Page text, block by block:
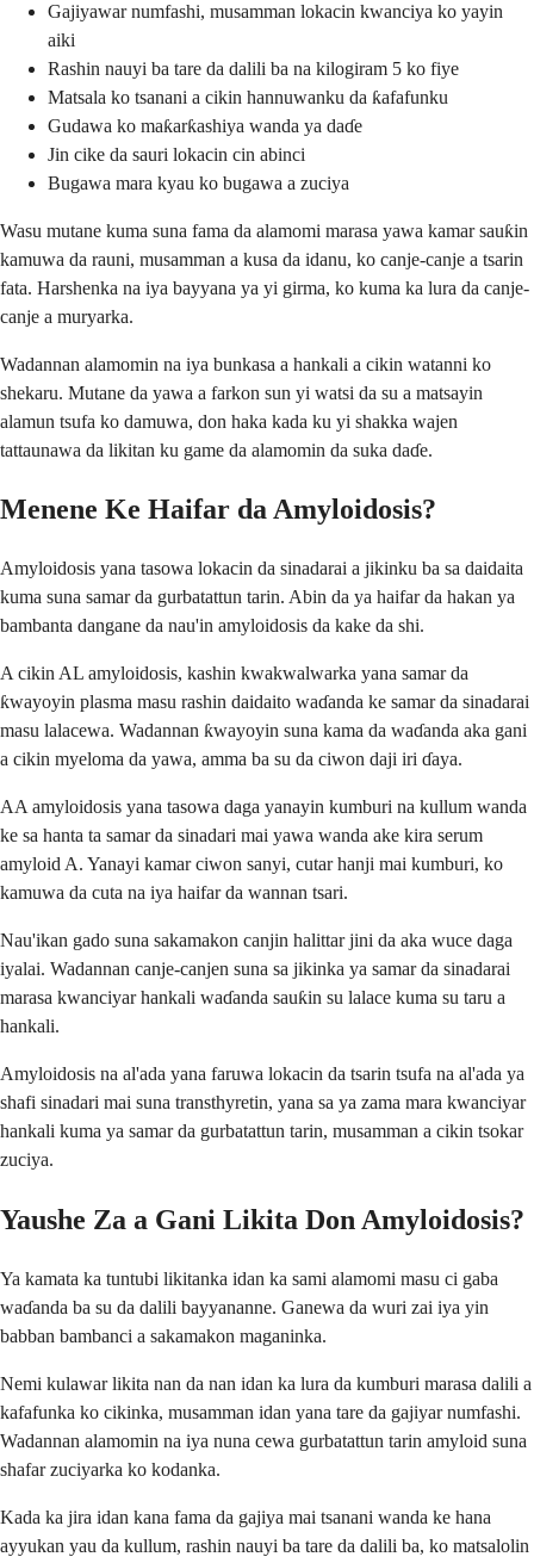
Gajiyawar numfashi, musamman lokacin kwanciya ko yayin
aiki
Rashin nauyi ba tare da dalili ba na kilogiram 5 ko fiye
Matsala ko tsanani a cikin hannuwanku da ƙafafunku
Gudawa ko maƙarƙashiya wanda ya daɗe
Jin cike da sauri lokacin cin abinci
Bugawa mara kyau ko bugawa a zuciya
Wasu mutane kuma suna fama da alamomi marasa yawa kamar sauƙin
kamuwa da rauni, musamman a kusa da idanu, ko canje-canje a tsarin
fata. Harshenka na iya bayyana ya yi girma, ko kuma ka lura da canje-
canje a muryarka.
Wadannan alamomin na iya bunkasa a hankali a cikin watanni ko
shekaru. Mutane da yawa a farkon sun yi watsi da su a matsayin
alamun tsufa ko damuwa, don haka kada ku yi shakka wajen
tattaunawa da likitan ku game da alamomin da suka daɗe.
Menene Ke Haifar da Amyloidosis?
Amyloidosis yana tasowa lokacin da sinadarai a jikinku ba sa daidaita
kuma suna samar da gurbatattun tarin. Abin da ya haifar da hakan ya
bambanta dangane da nau'in amyloidosis da kake da shi.
A cikin AL amyloidosis, kashin kwakwalwarka yana samar da
ƙwayoyin plasma masu rashin daidaito waɗanda ke samar da sinadarai
masu lalacewa. Wadannan ƙwayoyin suna kama da waɗanda aka gani
a cikin myeloma da yawa, amma ba su da ciwon daji iri ɗaya.
AA amyloidosis yana tasowa daga yanayin kumburi na kullum wanda
ke sa hanta ta samar da sinadari mai yawa wanda ake kira serum
amyloid A. Yanayi kamar ciwon sanyi, cutar hanji mai kumburi, ko
kamuwa da cuta na iya haifar da wannan tsari.
Nau'ikan gado suna sakamakon canjin halittar jini da aka wuce daga
iyalai. Wadannan canje-canjen suna sa jikinka ya samar da sinadarai
marasa kwanciyar hankali waɗanda sauƙin su lalace kuma su taru a
hankali.
Amyloidosis na al'ada yana faruwa lokacin da tsarin tsufa na al'ada ya
shafi sinadari mai suna transthyretin, yana sa ya zama mara kwanciyar
hankali kuma ya samar da gurbatattun tarin, musamman a cikin tsokar
zuciya.
Yaushe Za a Gani Likita Don Amyloidosis?
Ya kamata ka tuntubi likitanka idan ka sami alamomi masu ci gaba
waɗanda ba su da dalili bayyananne. Ganewa da wuri zai iya yin
babban bambanci a sakamakon maganinka.
Nemi kulawar likita nan da nan idan ka lura da kumburi marasa dalili a
kafafunka ko cikinka, musamman idan yana tare da gajiyar numfashi.
Wadannan alamomin na iya nuna cewa gurbatattun tarin amyloid suna
shafar zuciyarka ko kodanka.
Kada ka jira idan kana fama da gajiya mai tsanani wanda ke hana
ayyukan yau da kullum, rashin nauyi ba tare da dalili ba, ko matsalolin